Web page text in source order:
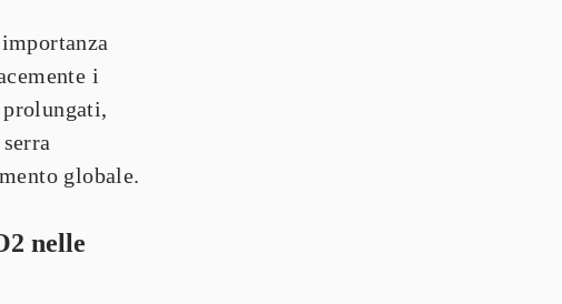
i
globale.
nelle